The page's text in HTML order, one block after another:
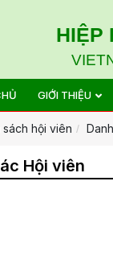
HIỆP
GIỚI THIỆU
sách hội viên
Hội viên